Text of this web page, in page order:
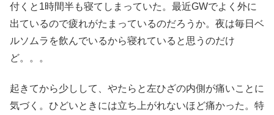
付くと1時間半も寝てしまっていた。最近GWでよく外に
出ているので疲れがたまっているのだろうか。夜は毎日ベ
ルソムラを飲んでいるから寝れていると思うのだけ
ど。。。
起きてから少しして、やたらと左ひざの内側が痛いことに
気づく。ひどいときには立ち上がれないほど痛かった。特